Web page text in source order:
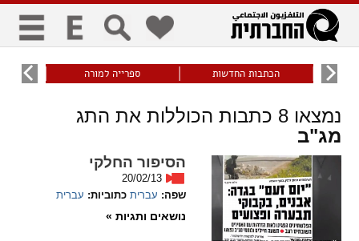
כללי
visibility_off
ביטול הבהובים
keyboard
ניווט מקלדת
title
סימון כותרות
זום
zoom_out
התרחק
zoom_in
הכתבות החדשות ספרייה למורה עוני
נמצאו8 כתבות הכוללות את התג
מג"ב
הסיפור החלקי
20/02/13
שפה: עברית כתוביות: עברית
נושאים ותגיות »